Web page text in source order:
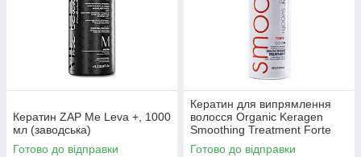
Кератин ZAP Me Leva +, 1000
мл (заводська)
Готово до відправки
Кератин для випрямлення
волосся Organic Keragen
Smoothing Treatment Forte
4%, 946 мл
Готово до відправки